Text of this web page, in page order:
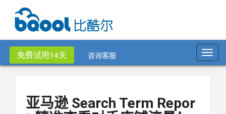
免费试用14天 咨询客服
亚马逊 Search Term Repor